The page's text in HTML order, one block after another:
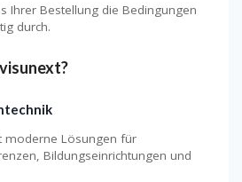
Ihrer Bestellung die Bedingungen
durch.
moderne Lösungen für
Bildungseinrichtungen und